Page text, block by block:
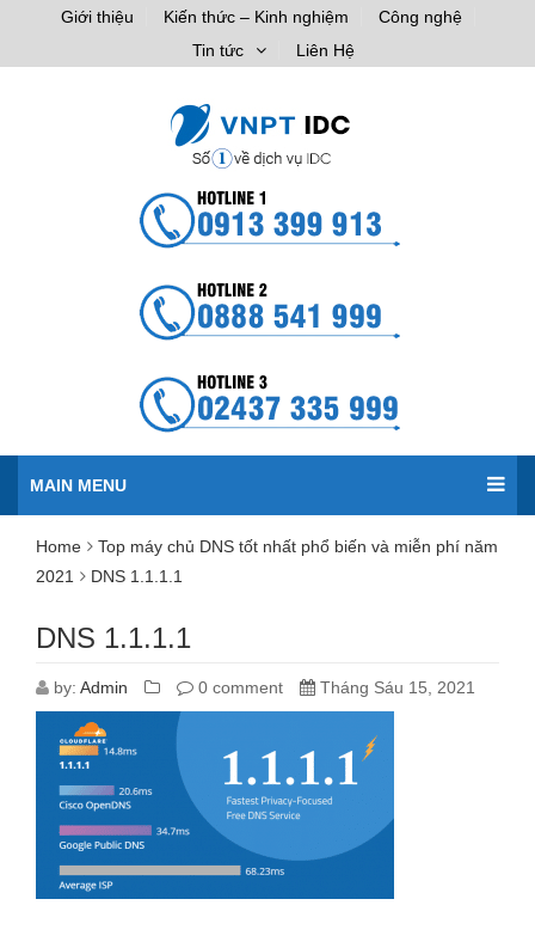
Giới thiệu Kiến thức – Kinh nghiệm
Công nghệ
Tin tức
Liên Hệ
MAIN MENU
Home
Top máy chủ DNS tốt nhất phổ biến và miễn phí năm
2021
DNS 1.1.1.1
DNS 1.1.1.1
by: Admin 0 comment Tháng Sáu 15, 2021